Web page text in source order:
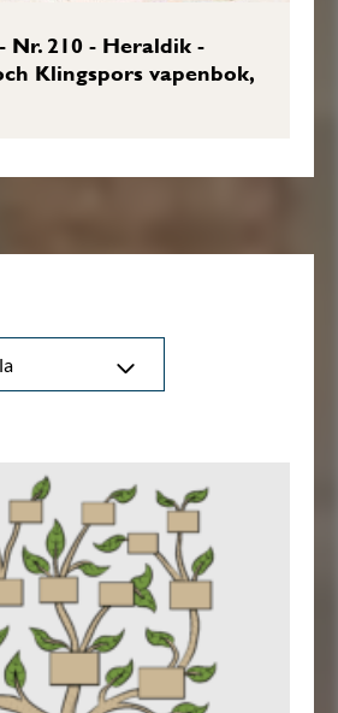
Nr. 210 - Heraldik -
Klingspors vapenbok,